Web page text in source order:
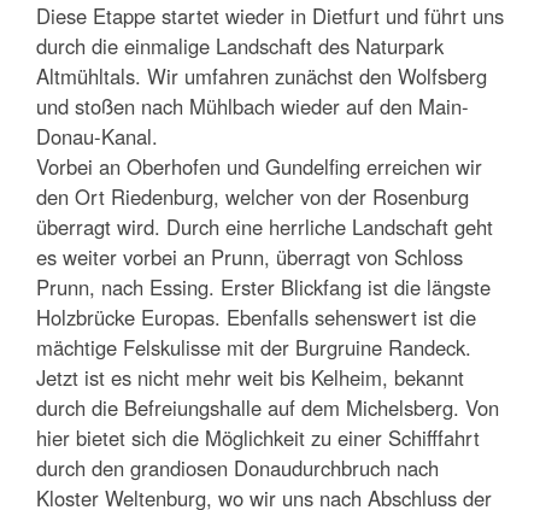
Diese Etappe startet wieder in Dietfurt und führt uns
durch die einmalige Landschaft des Naturpark
Altmühltals. Wir umfahren zunächst den Wolfsberg
und stoßen nach Mühlbach wieder auf den Main-
Donau-Kanal.
Vorbei an Oberhofen und Gundelfing erreichen wir
den Ort Riedenburg, welcher von der Rosenburg
überragt wird. Durch eine herrliche Landschaft geht
es weiter vorbei an Prunn, überragt von Schloss
Prunn, nach Essing. Erster Blickfang ist die längste
Holzbrücke Europas. Ebenfalls sehenswert ist die
mächtige Felskulisse mit der Burgruine Randeck.
Jetzt ist es nicht mehr weit bis Kelheim, bekannt
durch die Befreiungshalle auf dem Michelsberg. Von
hier bietet sich die Möglichkeit zu einer Schifffahrt
durch den grandiosen Donaudurchbruch nach
Kloster Weltenburg, wo wir uns nach Abschluss der